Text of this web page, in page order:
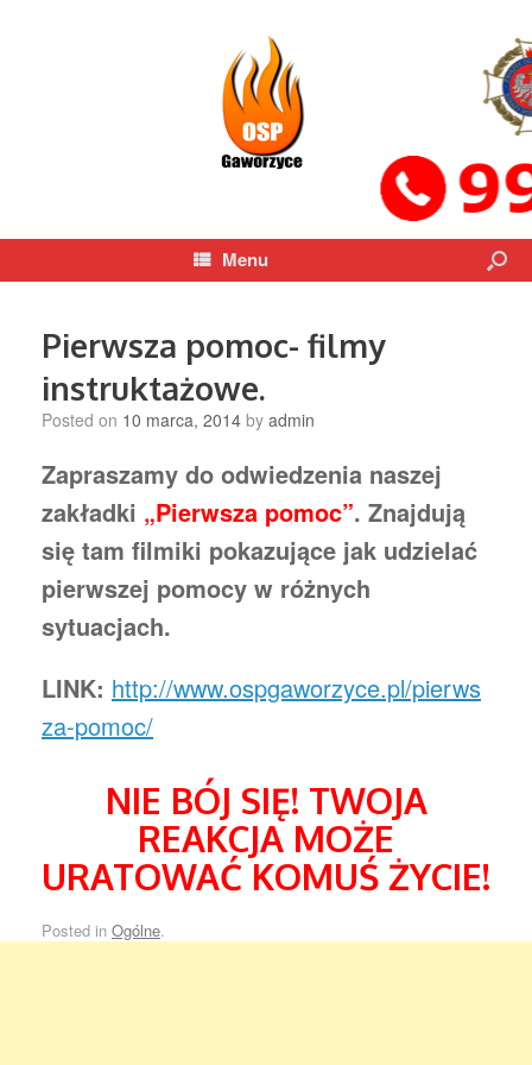
Menu
Pierwsza pomoc- filmy
instruktażowe.
Posted on 10 marca, 2014 by admin
Zapraszamy do odwiedzenia naszej
zakładki „Pierwsza pomoc”. Znajdują
się tam filmiki pokazujące jak udzielać
pierwszej pomocy w różnych
sytuacjach.
LINK: http://www.ospgaworzyce.pl/pierws
za-pomoc/
NIE BÓJ SIĘ! TWOJA
REAKCJA MOŻE
URATOWAĆ KOMUŚ ŻYCIE!
Posted in Ogólne.